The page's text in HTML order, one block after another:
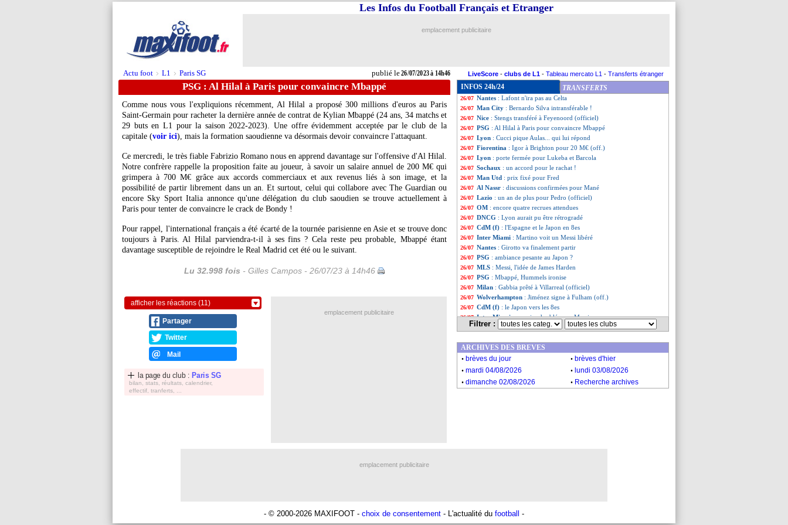
Actu foot > L1 > Paris SG publié le26/07/2023 à 14h46
Les Infos du Football Français et Etranger
emplacement publicitaire
LiveScore - clubs de L1 - Tableau mercato L1 - Transferts étranger
PSG : Al Hilal à Paris pour convaincre Mbappé
Comme nous vous l'expliquions récemment, Al Hilal a proposé 300 millions d'euros au Paris
Saint-Germain pour racheter la dernière année de contrat de Kylian Mbappé (24 ans, 34 matchs et
29 buts en L1 pour la saison 2022-2023). Une offre évidemment acceptée par le club de la
capitale (voir ici), mais la formation saoudienne va désormais devoir convaincre l'attaquant.
Ce mercredi, le très fiable Fabrizio Romano nous en apprend davantage sur l'offensive d'Al Hilal.
Notre confrère rappelle la proposition faite au joueur, à savoir un salaire annuel de 200 M€ qui
grimpera à 700 M€ grâce aux accords commerciaux et aux revenus liés à son image, et la
possibilité de partir librement dans un an. Et surtout, celui qui collabore avec The Guardian ou
encore Sky Sport Italia annonce qu'une délégation du club saoudien se trouve actuellement à
Paris pour tenter de convaincre le crack de Bondy !
Pour rappel, l'international français a été écarté de la tournée parisienne en Asie et se trouve donc
toujours à Paris. Al Hilal parviendra-t-il à ses fins ? Cela reste peu probable, Mbappé étant
davantage susceptible de rejoindre le Real Madrid cet été ou le suivant.
Lu 32.998 fois - Gilles Campos - 26/07/23 à 14h46
afficher les réactions (11)
Partager
Twitter
Mail
la page du club : Paris SG
bilan, stats, réultats, calendrier,
effectif, tranferts, ...
INFOS 24h/24 TRANSFERTS
26/07 Reims: Diakité, Still prévient
26/07 Genoa
26/07 CdM: le Canada maîtrise l'Irlande
26/07 Strasbourg : un an de plus pour Gameiro (off.)
26/07 Nantes : Lafont n'ira pas au Celta
26/07 Man City : Bernardo Silva intransférable !
26/07 Nice : Stengs transféré à Feyenoord (officiel)
26/07 PSG : Al Hilal à Paris pour convaincre Mbappé
26/07 Lyon : Cucci pique Aulas... qui lui répond
26/07 Fiorentina : Igor à Brighton pour 20 M€ (off.)
26/07 Lyon : porte fermée pour Lukeba et Barcola
26/07 Sochaux : un accord pour le rachat !
26/07 Man Utd : prix fixé pour Fred
26/07 Al Nassr : discussions confirmées pour Mané
26/07 Lazio : un an de plus pour Pedro (officiel)
26/07 OM : encore quatre recrues attendues
26/07 DNCG : Lyon aurait pu être rétrogradé
26/07 CdM (f) : l'Espagne et le Japon en 8es
26/07 Inter Miami : Martino voit un Messi libéré
26/07 Nantes : Girotto va finalement partir
26/07 PSG : ambiance pesante au Japon ?
26/07 MLS : Messi, l'idée de James Harden
26/07 PSG : Mbappé, Hummels ironise
26/07 Milan : Gabbia prêté à Villarreal (officiel)
26/07 Wolverhampton : Jiménez signe à Fulham (off.)
26/07 CdM (f) : le Japon vers les 8es
26/07 Inter Miami: premier doublé pour Messi
26/07 Milan : Leão justifie sa prolongation
... Liste des brèves du lun. 24 juillet 2023
Filtrer :
emplacement publicitaire
ARCHIVES DES BREVES
. brèves du jour . brèves d'hier
. mardi 04/08/2026 . lundi 03/08/2026
. dimanche 02/08/2026 . Recherche archives
emplacement publicitaire
- © 2000-2026 MAXIFOOT - choix de consentement - L'actualité du football -